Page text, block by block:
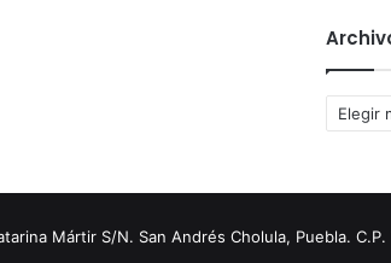
Archivos
Mártir S/N. San Andrés Cholula, Puebla.